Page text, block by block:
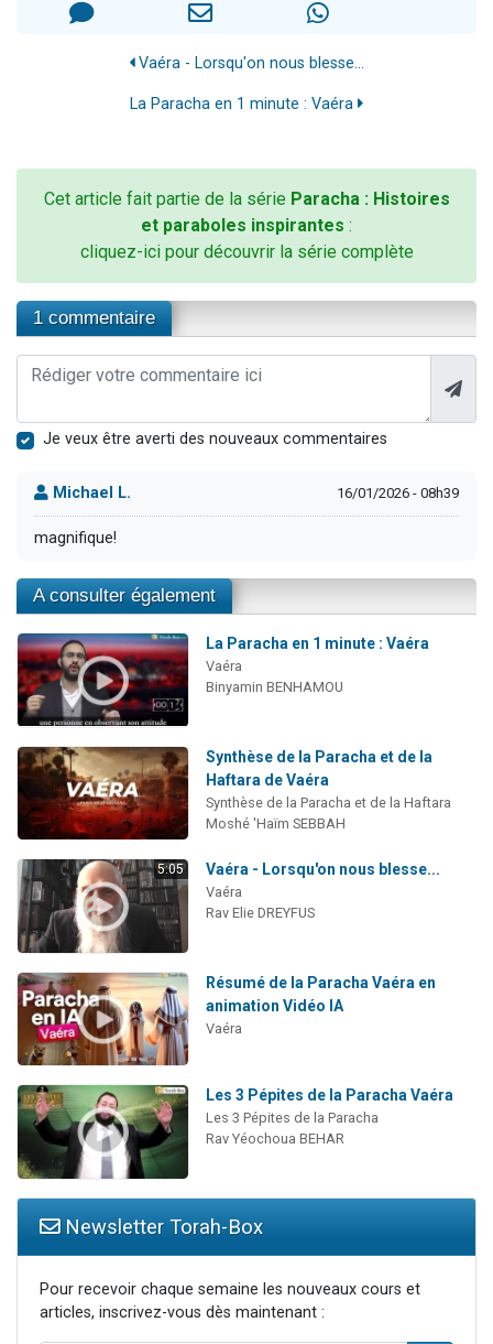
Vaéra - Lorsqu'on nous blesse...
La Paracha en 1 minute : Vaéra
Cet article fait partie de la série Paracha : Histoires
et paraboles inspirantes :
cliquez-ici pour découvrir la série complète
1 commentaire
Je veux être averti des nouveaux commentaires
Michael L. 16/01/2026 - 08h39
magnifique!
A consulter également
La Paracha en 1 minute : Vaéra
Vaéra
Binyamin BENHAMOU
Synthèse de la Paracha et de la
Haftara de Vaéra
Synthèse de la Paracha et de la Haftara
Moshé 'Haïm SEBBAH
5:05 Vaéra - Lorsqu'on nous blesse...
Vaéra
Rav Elie DREYFUS
Résumé de la Paracha Vaéra en
animation Vidéo IA
Vaéra
Les 3 Pépites de la Paracha Vaéra
Les 3 Pépites de la Paracha
Rav Yéochoua BEHAR
Newsletter Torah-Box
Pour recevoir chaque semaine les nouveaux cours et
articles, inscrivez-vous dès maintenant :